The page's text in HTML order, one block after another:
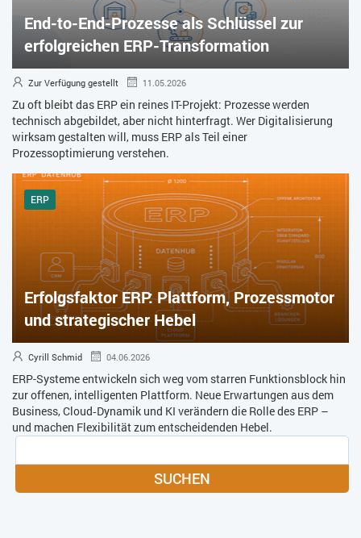
End-to-End-Prozesse als Schlüssel zur
erfolgreichen ERP-Transformation
Zur Verfügung gestellt 11.05.2026
Zu oft bleibt das ERP ein reines IT-Projekt: Prozesse werden
technisch abgebildet, aber nicht hinterfragt. Wer Digitalisierung
wirksam gestalten will, muss ERP als Teil einer
Prozessoptimierung verstehen.
ERP
Erfolgsfaktor ERP: Plattform, Prozessmotor
und strategischer Hebel
Cyrill Schmid 04.06.2026
ERP-Systeme entwickeln sich weg vom starren Funktionsblock hin
zur offenen, intelligenten Plattform. Neue Erwartungen aus dem
Business, Cloud‑Dynamik und KI verändern die Rolle des ERP –
und machen Flexibilität zum entscheidenden Hebel.
SUCHEN